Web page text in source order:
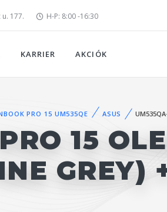
177. H-P: 8:00 -16:30
KARRIER AKCIÓK
PRO 15 UM535QE ASUS
15
GREY)